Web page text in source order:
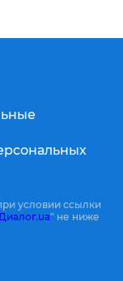
условии ссылки
Диалог.ua" не ниже